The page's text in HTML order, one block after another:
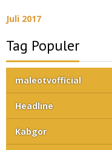
Juli 2017
Tag Populer
maleotvofficial
Headline
Kabgor